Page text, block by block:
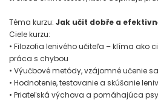
Téma kurzu: Jak učit dobře a efektivně
Ciele kurzu:
• Filozofia lenivého učiteľa – klíma ako
práca s chybou
• Výučbové metódy, vzájomné učenie sa
• Hodnotenie, testovanie a skúšanie
• Priateľská výchova a pomáhajúca